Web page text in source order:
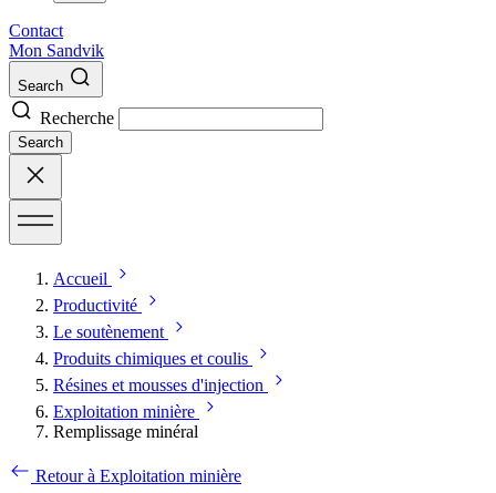
Contact
Mon Sandvik
Search
Recherche
Search
Accueil
Productivité
Le soutènement
Produits chimiques et coulis
Résines et mousses d'injection
Exploitation minière
Remplissage minéral
Retour à Exploitation minière